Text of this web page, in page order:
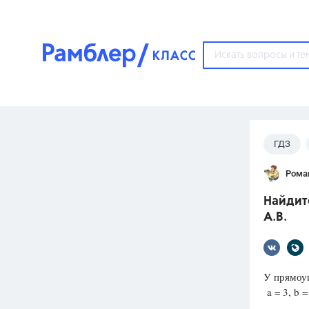
Популярные темы
ОГЭ
ФИПИ
ГДЗ
А.В.
У
a = 3, b